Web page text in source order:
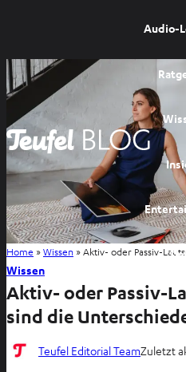
Audio-
Home »Wissen »Aktiv- oder Passiv-
Wissen
Aktiv- oder Passiv-
sind die
Teufel Editorial TeamZuletzt